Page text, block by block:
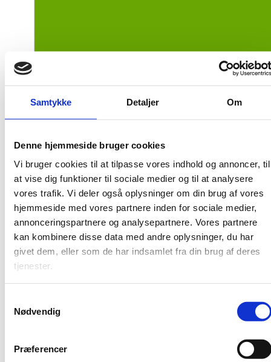
Samtykke Detaljer Om
Denne hjemmeside bruger cookies
Vi bruger cookies til at tilpasse vores indhold og annoncer, til
at vise dig funktioner til sociale medier og til at analysere
vores trafik. Vi deler også oplysninger om din brug af vores
hjemmeside med vores partnere inden for sociale medier,
annonceringspartnere og analysepartnere. Vores partnere
kan kombinere disse data med andre oplysninger, du har
givet dem, eller som de har indsamlet fra din brug af deres
tjenester.
Nødvendig
Præferencer
I Helsinki i 2016 blev det besluttet, at ASIN skulle
udarbejde en rapport, der kortlægger den nordiske
studiestøtte. Opgaven udsprang af behovet for en
mere detaljeret komparativ sammenstilling af
studiestøtte og de studerendes økonomi i de nordiske
lande og selvstyrende områder.
Uddannelses- og Forskningsstyrelsen har forestået
udarbejdelsen af anden udgave af den komparative
økonomi' med bidrag fra
studiestøtteadministrationerne i de øvrige nordiske
Rapporten er publiceret på ASINs hjemmeside